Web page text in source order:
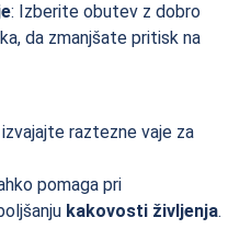
: Izberite obutev z dobro
da zmanjšate pritisk na
izvajajte raztezne vaje za
pomaga pri
kakovosti življenja.